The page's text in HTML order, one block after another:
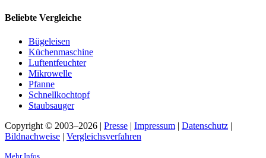
Beliebte Vergleiche
Bügeleisen
Küchenmaschine
Luftentfeuchter
Mikrowelle
Pfanne
Schnellkochtopf
Staubsauger
Copyright © 2003–2026 | Presse | Impressum | Datenschutz |
Bildnachweise | Vergleichsverfahren
Mehr Infos